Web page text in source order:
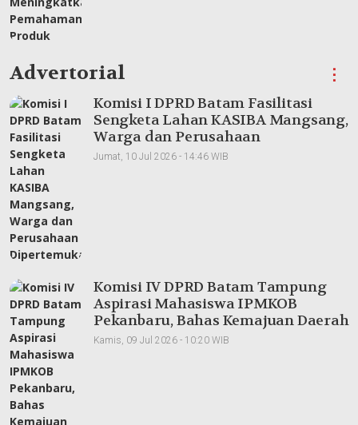
Advertorial ⋮
Komisi I DPRD Batam Fasilitasi
Sengketa Lahan KASIBA Mangsang,
Warga dan Perusahaan
Dipertemukan
Jumat, 10 Jul 2026 - 14:46 WIB
Komisi IV DPRD Batam Tampung
Aspirasi Mahasiswa IPMKOB
Pekanbaru, Bahas Kemajuan Daerah
Kamis, 09 Jul 2026 - 10:20 WIB